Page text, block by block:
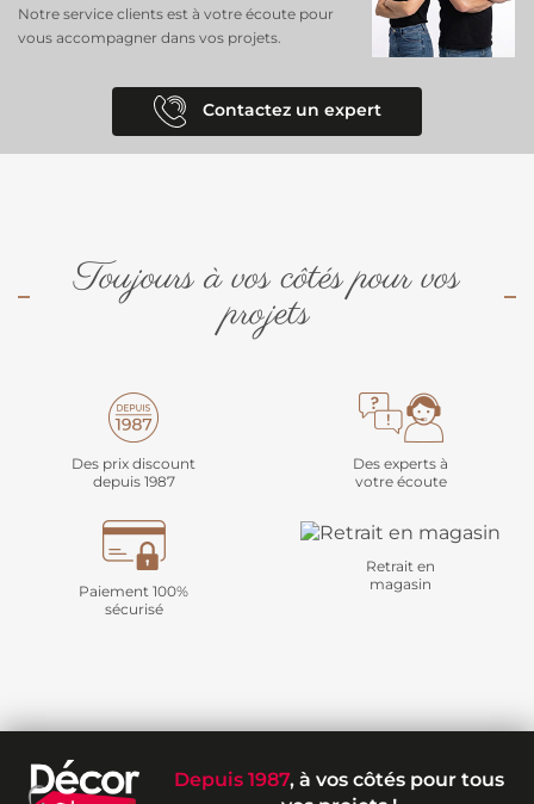
Notre service clients est à votre écoute pour
vous accompagner dans vos projets.
Contactez un expert
Toujours à vos côtés pour vos
projets
Des prix discount
depuis 1987
Des experts à
votre écoute
Paiement 100%
sécurisé
Retrait en
magasin
Depuis 1987, à vos côtés pour tous